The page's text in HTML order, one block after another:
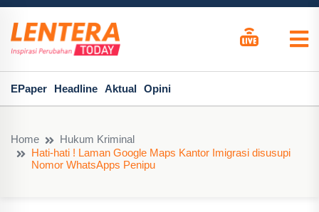
EPaper Headline Aktual Opini
Home
Hukum Kriminal
Hati-hati ! Laman Google Maps Kantor Imigrasi disusupi
Nomor WhatsApps Penipu